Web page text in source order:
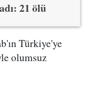
21 ölü
Türkiye'ye
olumsuz